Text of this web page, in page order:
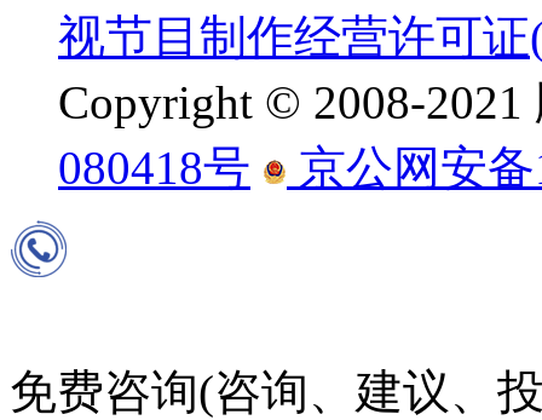
视节目制作经营许可证
Copyright © 2008-
080418号
京公网安备
免费咨询(咨询、建议、